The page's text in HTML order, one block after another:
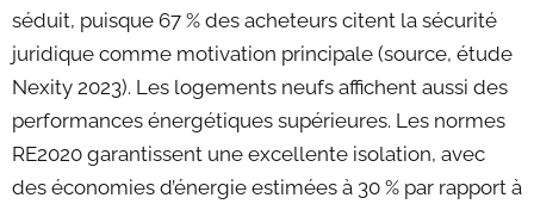
séduit, puisque 67 % des acheteurs citent la sécurité
juridique comme motivation principale (source, étude
Nexity 2023). Les logements neufs affichent aussi des
performances énergétiques supérieures. Les normes
RE2020 garantissent une excellente isolation, avec
des économies d’énergie estimées à 30 % par rapport à